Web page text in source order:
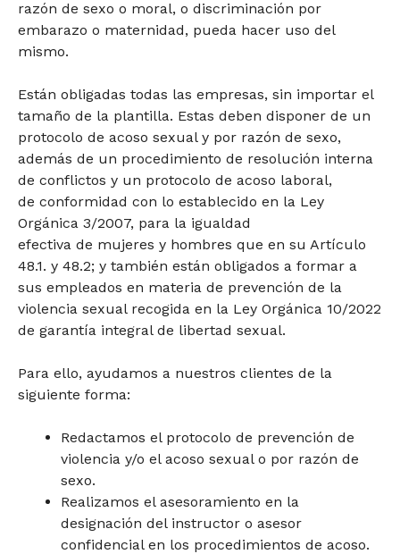
razón de sexo o moral, o discriminación por
embarazo o maternidad, pueda hacer uso del
mismo.
Están obligadas todas las empresas, sin importar el
tamaño de la plantilla. Estas deben disponer de un
protocolo de acoso sexual y por razón de sexo,
además de un procedimiento de resolución interna
de conflictos y un protocolo de acoso laboral,
de conformidad con lo establecido en la Ley
Orgánica 3/2007, para la igualdad
efectiva de mujeres y hombres que en su Artículo
48.1. y 48.2; y también están obligados a formar a
sus empleados en materia de prevención de la
violencia sexual recogida en la Ley Orgánica 10/2022
de garantía integral de libertad sexual.
Para ello, ayudamos a nuestros clientes de la
siguiente forma:
Redactamos el protocolo de prevención de
violencia y/o el acoso sexual o por razón de
sexo.
Realizamos el asesoramiento en la
designación del instructor o asesor
confidencial en los procedimientos de acoso.